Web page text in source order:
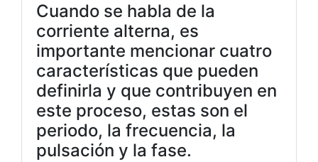
Cuando se habla de la
corriente alterna, es
importante mencionar cuatro
características que pueden
definirla y que contribuyen en
este proceso, estas son el
periodo, la frecuencia, la
pulsación y la fase.